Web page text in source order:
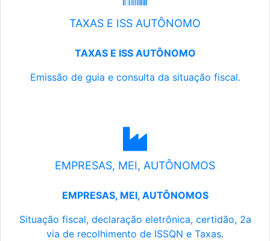
TAXAS E ISS AUTÔNOMO
TAXAS E ISS AUTÔNOMO
Emissão de guia e consulta da situação fiscal.
EMPRESAS, MEI, AUTÔNOMOS
EMPRESAS, MEI, AUTÔNOMOS
Situação fiscal, declaração eletrônica, certidão, 2a
via de recolhimento de ISSQN e Taxas.